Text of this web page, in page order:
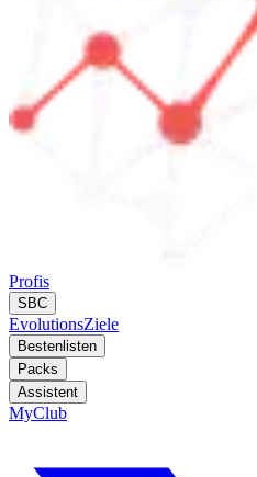
Profis
SBC
EvolutionsZiele
Bestenlisten
Packs
Assistent
MyClub